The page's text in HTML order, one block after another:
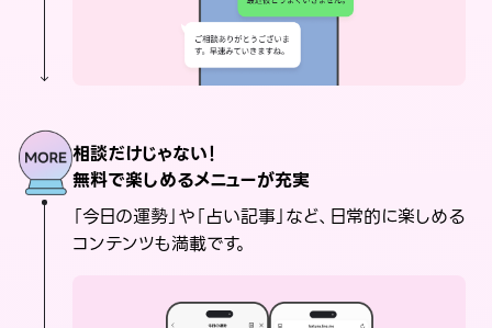
相談だけじゃない！
無料で楽しめるメニューが充実
「今日の運勢」や「占い記事」など、日常的に楽しめる
コンテンツも満載です。